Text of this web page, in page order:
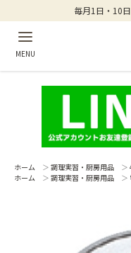
毎月1日・10
MENU
ホーム ＞ 調理実習・厨房用品 ＞
ホーム
＞ 調理実習・厨房用品 ＞